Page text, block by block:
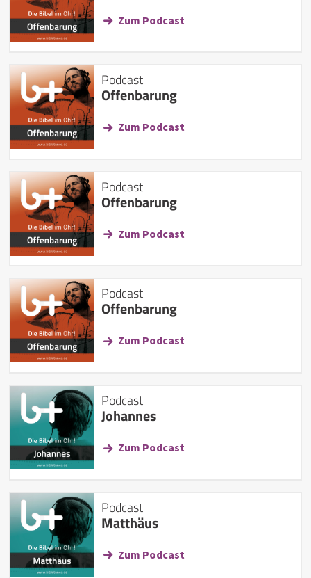
Zum Podcast
Podcast
Offenbarung
Zum Podcast
Podcast
Offenbarung
Zum Podcast
Podcast
Offenbarung
Zum Podcast
Podcast
Johannes
Zum Podcast
Podcast
Matthäus
Zum Podcast